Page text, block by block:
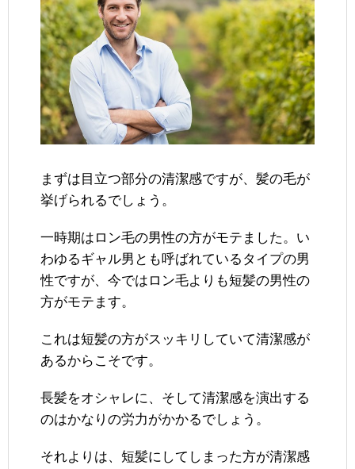
まずは目立つ部分の清潔感ですが、髪の毛が
挙げられるでしょう。
一時期はロン毛の男性の方がモテました。い
わゆるギャル男とも呼ばれているタイプの男
性ですが、今ではロン毛よりも短髪の男性の
方がモテます。
これは短髪の方がスッキリしていて清潔感が
あるからこそです。
長髪をオシャレに、そして清潔感を演出する
のはかなりの労力がかかるでしょう。
それよりは、短髪にしてしまった方が清潔感